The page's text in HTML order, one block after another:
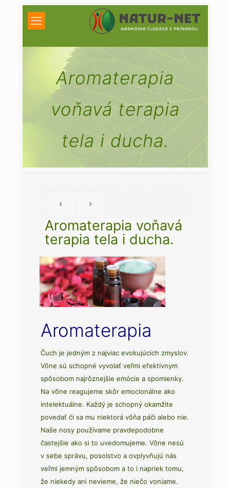
Aromaterapia
voňavá terapia
tela i ducha.
Aromaterapia voňavá
terapia tela i ducha.
Aromaterapia
Čuch je jedným z najviac evokujúcich zmyslov.
Vône sú schopné vyvolať veľmi efektívnym
spôsobom najrôznejšie emócie a spomienky.
Na vône reagujeme skôr emocionálne ako
intelektuálne. Každý je schopný okamžite
povedať či sa mu niektorá vôňa páči alebo nie.
Naše nosy používame pravdepodobne
častejšie ako si to uvedomujeme. Vône nesú
v sebe správu, posolstvo a ovplyvňujú nás
veľmi jemným spôsobom a to i napriek tomu,
že niekedy ani nevieme, že niečo voniame.